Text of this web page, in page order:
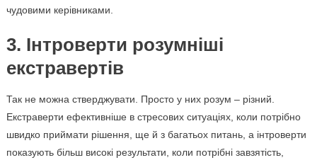
чудовими керівниками.
3. Інтроверти розумніші
екстравертів
Так не можна стверджувати. Просто у них розум – різний.
Екстраверти ефективніше в стресових ситуаціях, коли потрібно
швидко приймати рішення, ще й з багатьох питань, а інтроверти
показують більш високі результати, коли потрібні завзятість,